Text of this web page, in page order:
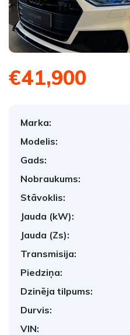
€41,900
Marka:
Modelis:
Gads:
Nobraukums:
Stāvoklis:
Jauda (kW):
Jauda (Zs):
Transmisija:
Piedziņa:
Dzinēja tilpums:
Durvis:
VIN: